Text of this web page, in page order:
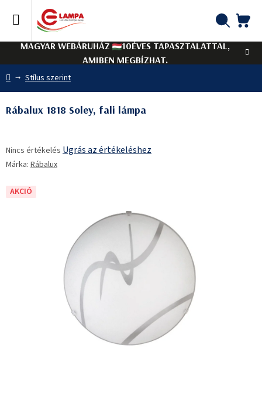
tartalomhoz
MAGYAR WEBÁRUHÁZ
10ÉVES TAPASZTALATTAL,
AMIBEN MEGBÍZHAT.
Kezdőlap
Stílus szerint
Rábalux 1818 Soley, fali lámpa
termék
átlagos
5-
Nincs értékelés Ugrás az értékeléshez
Márka: Rábalux
AKCIÓ